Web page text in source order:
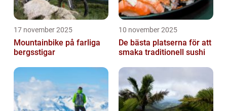
17 november 2025
Mountainbike på farliga
bergsstigar
10 november 2025
De bästa platserna för att
smaka traditionell sushi